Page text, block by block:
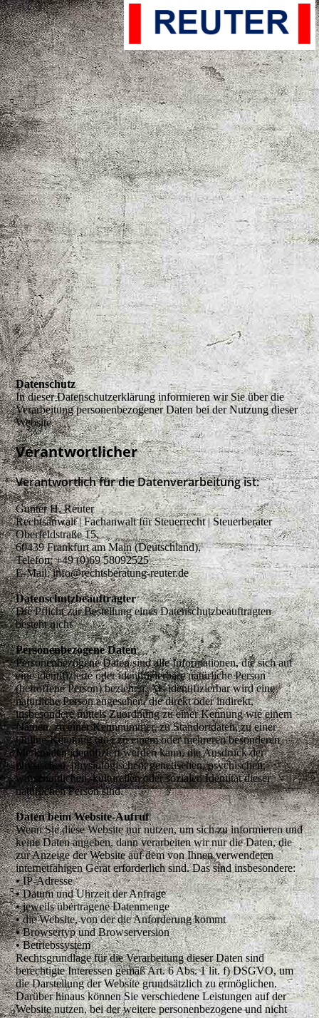
Datenschutz
In dieser Datenschutzerklärung informieren wir Sie über die
Verarbeitung personenbezogener Daten bei der Nutzung dieser
Website.
Verantwortlicher
Verantwortlich für die Datenverarbeitung ist:
Gunter H. Reuter
Rechtsanwalt | Fachanwalt für Steuerrecht | Steuerberater
Oberfeldstraße 15,
60439 Frankfurt am Main (Deutschland),
Telefon: +49 (0)69 58092525
E-Mail: info@rechtsberatung-reuter.de
Datenschutzbeauftragter
Die Pflicht zur Bestellung eines Datenschutzbeauftragten
besteht nicht
Personenbezogene Daten
Personenbezogene Daten sind alle Informationen, die sich auf
eine identifizierte oder identifizierbare natürliche Person
(betroffene Person) beziehen. Als identifizierbar wird eine
natürliche Person angesehen, die direkt oder indirekt,
insbesondere mittels Zuordnung zu einer Kennung wie einem
Namen, zu einer Kennnummer, zu Standortdaten, zu einer
Online-Kennung oder zu einem oder mehreren besonderen
Merkmalen identifiziert werden kann, die Ausdruck der
physischen, physiologischen, genetischen, psychischen,
wirtschaftlichen, kulturellen oder sozialen Identität dieser
natürlichen Person sind.
Daten beim Website-Aufruf
Wenn Sie diese Website nur nutzen, um sich zu informieren und
keine Daten angeben, dann verarbeiten wir nur die Daten, die
zur Anzeige der Website auf dem von Ihnen verwendeten
internetfähigen Gerät erforderlich sind. Das sind insbesondere:
• IP-Adresse
• Datum und Uhrzeit der Anfrage
• jeweils übertragene Datenmenge
• die Website, von der die Anforderung kommt
• Browsertyp und Browserversion
• Betriebssystem
Rechtsgrundlage für die Verarbeitung dieser Daten sind
berechtigte Interessen gemäß Art. 6 Abs. 1 lit. f) DSGVO, um
die Darstellung der Website grundsätzlich zu ermöglichen.
Darüber hinaus können Sie verschiedene Leistungen auf der
Website nutzen, bei der weitere personenbezogene und nicht